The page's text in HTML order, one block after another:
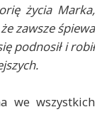
życia Marka,
zawsze śpiewa
podnosił i robił
we wszystkich